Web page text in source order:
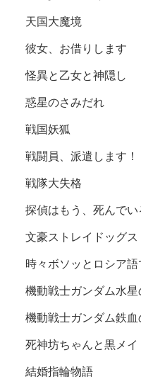
天国大魔境
彼女、お借りします
怪異と乙女と神隠し
惑星のさみだれ
戦国妖狐
戦闘員、派遣します！
戦隊大失格
探偵はもう、死んでい
文豪ストレイドッグス
時々ボソッとロシア
機動戦士ガンダム水星
機動戦士ガンダム鉄
死神坊ちゃんと黒メイ
結婚指輪物語